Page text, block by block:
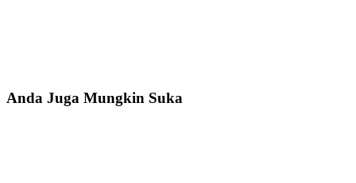
Anda Juga Mungkin Suka